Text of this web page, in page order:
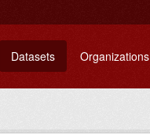
Datasets Organizations